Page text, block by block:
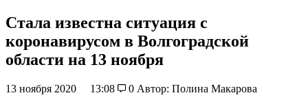
Стала известна ситуация с
коронавирусом в Волгоградской
области на 13 ноября
13 ноября 2020 13:08 0 Автор: Полина Макарова